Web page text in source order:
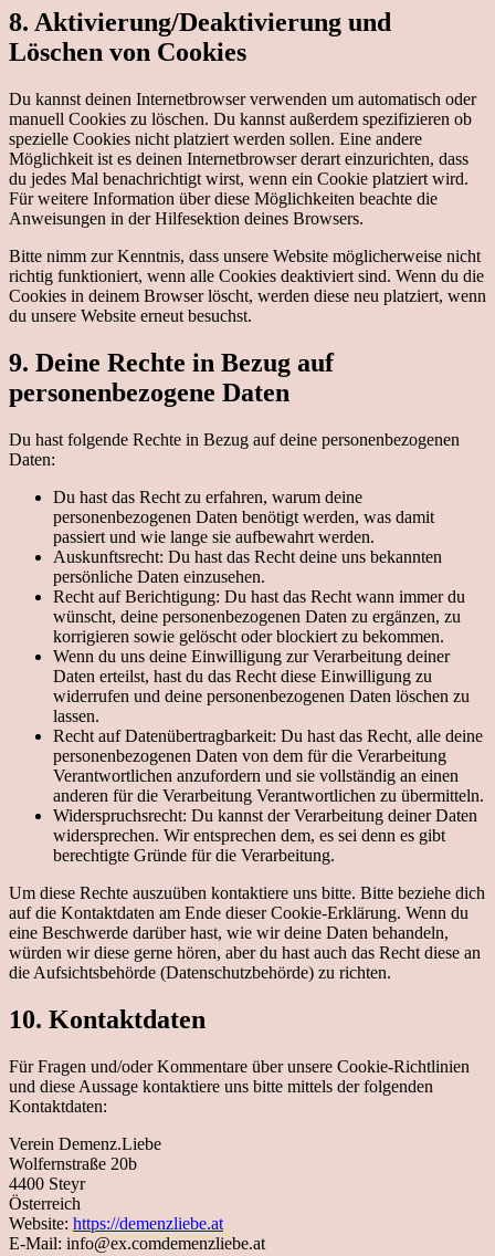
8. Aktivierung/Deaktivierung und
Löschen von Cookies
Du kannst deinen Internetbrowser verwenden um automatisch oder
manuell Cookies zu löschen. Du kannst außerdem spezifizieren ob
spezielle Cookies nicht platziert werden sollen. Eine andere
Möglichkeit ist es deinen Internetbrowser derart einzurichten, dass
du jedes Mal benachrichtigt wirst, wenn ein Cookie platziert wird.
Für weitere Information über diese Möglichkeiten beachte die
Anweisungen in der Hilfesektion deines Browsers.
Bitte nimm zur Kenntnis, dass unsere Website möglicherweise nicht
richtig funktioniert, wenn alle Cookies deaktiviert sind. Wenn du die
Cookies in deinem Browser löscht, werden diese neu platziert, wenn
du unsere Website erneut besuchst.
9. Deine Rechte in Bezug auf
personenbezogene Daten
Du hast folgende Rechte in Bezug auf deine personenbezogenen
Daten:
Du hast das Recht zu erfahren, warum deine
personenbezogenen Daten benötigt werden, was damit
passiert und wie lange sie aufbewahrt werden.
Auskunftsrecht: Du hast das Recht deine uns bekannten
persönliche Daten einzusehen.
Recht auf Berichtigung: Du hast das Recht wann immer du
wünscht, deine personenbezogenen Daten zu ergänzen, zu
korrigieren sowie gelöscht oder blockiert zu bekommen.
Wenn du uns deine Einwilligung zur Verarbeitung deiner
Daten erteilst, hast du das Recht diese Einwilligung zu
widerrufen und deine personenbezogenen Daten löschen zu
lassen.
Recht auf Datenübertragbarkeit: Du hast das Recht, alle deine
personenbezogenen Daten von dem für die Verarbeitung
Verantwortlichen anzufordern und sie vollständig an einen
anderen für die Verarbeitung Verantwortlichen zu übermitteln.
Widerspruchsrecht: Du kannst der Verarbeitung deiner Daten
widersprechen. Wir entsprechen dem, es sei denn es gibt
berechtigte Gründe für die Verarbeitung.
Um diese Rechte auszuüben kontaktiere uns bitte. Bitte beziehe dich
auf die Kontaktdaten am Ende dieser Cookie-Erklärung. Wenn du
eine Beschwerde darüber hast, wie wir deine Daten behandeln,
würden wir diese gerne hören, aber du hast auch das Recht diese an
die Aufsichtsbehörde (Datenschutzbehörde) zu richten.
10. Kontaktdaten
Für Fragen und/oder Kommentare über unsere Cookie-Richtlinien
und diese Aussage kontaktiere uns bitte mittels der folgenden
Kontaktdaten:
Verein Demenz.Liebe
Wolfernstraße 20b
4400 Steyr
Österreich
Website: https://demenzliebe.at
E-Mail: info@ex.comdemenzliebe.at